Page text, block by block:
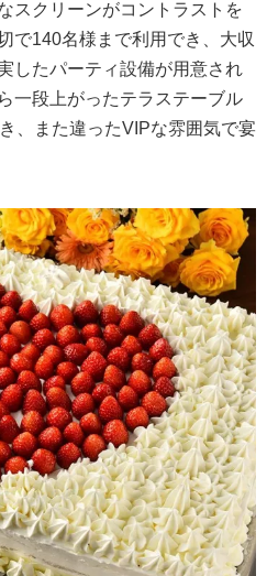
スクリーンがコントラストを
で140名様まで利用でき、大収
したパーティ設備が用意され
一段上がったテラステーブル
、また違ったVIPな雰囲気で宴